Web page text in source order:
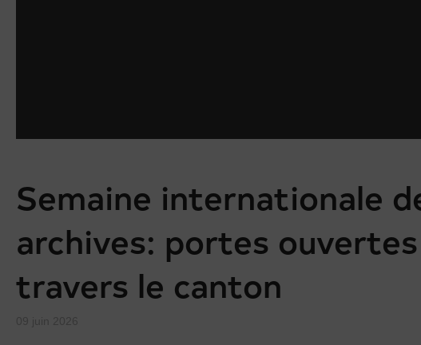
Semaine internationale
archives: portes
travers le canton